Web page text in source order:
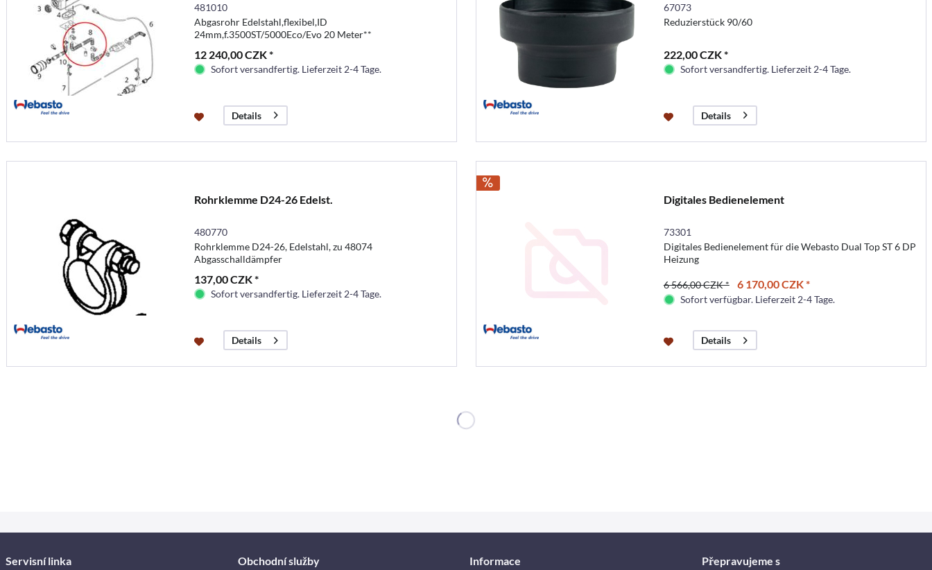
481010
Abgasrohr Edelstahl,flexibel,ID
24mm,f.3500ST/5000Eco/Evo 20 Meter**
12 240,00 CZK *
Sofort versandfertig. Lieferzeit 2-4 Tage.
Details
67073
Reduzierstück 90/60
222,00 CZK *
Sofort versandfertig. Lieferzeit 2-4 Tage.
Details
Rohrklemme D24-26 Edelst.
480770
Rohrklemme D24-26, Edelstahl, zu 48074
Abgasschalldämpfer
137,00 CZK *
Sofort versandfertig. Lieferzeit 2-4 Tage.
Details
Digitales Bedienelement
73301
Digitales Bedienelement für die Webasto Dual Top ST 6 DP
Heizung
6 566,00 CZK * 6 170,00 CZK *
Sofort verfügbar. Lieferzeit 2-4 Tage.
Details
Servisní linka Obchodní služby Informace Přepravujeme s